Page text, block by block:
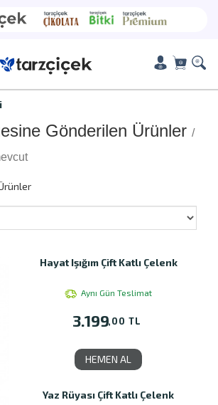
Gönderilen Ürünler /
Hayat Işığım Çift Katlı Çelenk
Aynı Gün Teslimat
3.199,00 TL
HEMEN AL
Yaz Rüyası Çift Katlı Çelenk